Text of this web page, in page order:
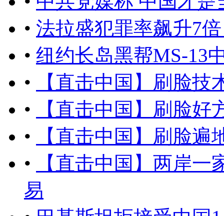
• 法拉盛犯罪率飙升7
• 纽约长岛黑帮MS-13
•
【直击中国】刷脸
•
【直击中国】刷脸
•
【直击中国】刷脸
•
【直击中国】两岸
易